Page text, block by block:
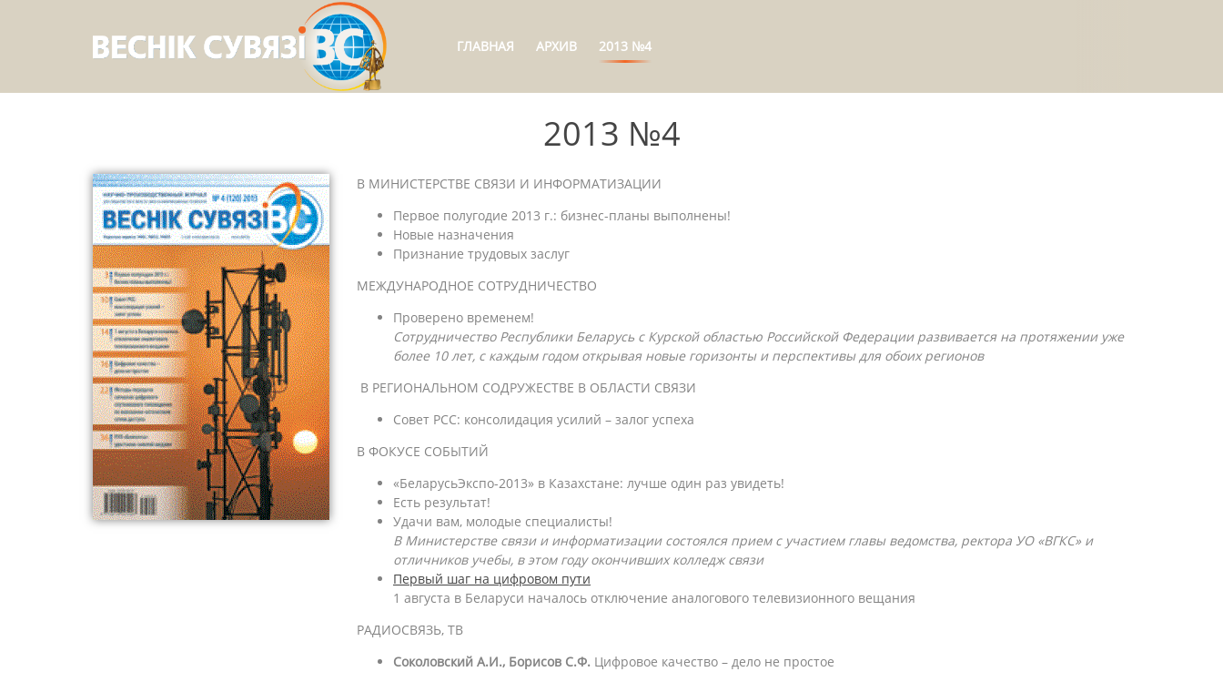
ГЛАВНАЯ АРХИВ 2013 №4
2013 №4
В МИНИСТЕРСТВЕ СВЯЗИ И ИНФОРМАТИЗАЦИИ
Первое полугодие 2013 г.: бизнес-планы выполнены!
Новые назначения
Признание трудовых заслуг
МЕЖДУНАРОДНОЕ СОТРУДНИЧЕСТВО
Проверено временем!
Сотрудничество Республики Беларусь с Курской областью Российской Федерации развивается на протяжении уже
более 10 лет, с каждым годом открывая новые горизонты и перспективы для обоих регионов
В РЕГИОНАЛЬНОМ СОДРУЖЕСТВЕ В ОБЛАСТИ СВЯЗИ
Совет РСС: консолидация усилий – залог успеха
В ФОКУСЕ СОБЫТИЙ
«БеларусьЭкспо-2013» в Казахстане: лучше один раз увидеть!
Есть результат!
Удачи вам, молодые специалисты!
В Министерстве связи и информатизации состоялся прием с участием главы ведомства, ректора УО «ВГКС» и
отличников учебы, в этом году окончивших колледж связи
Первый шаг на цифровом пути
1 августа в Беларуси началось отключение аналогового телевизионного вещания
РАДИОСВЯЗЬ, ТВ
Соколовский А.И., Борисов С.Ф. Цифровое качество – дело не простое